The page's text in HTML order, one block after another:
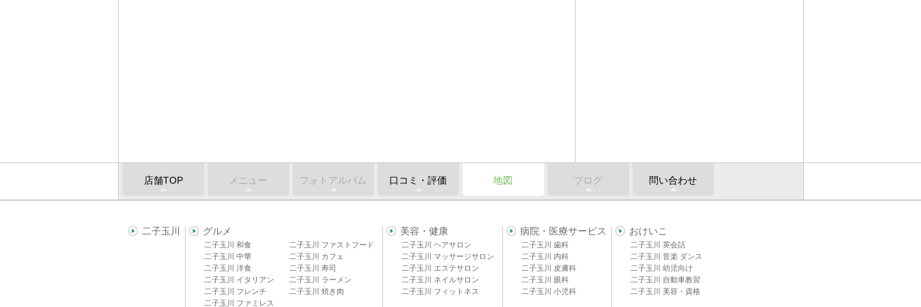
店舗TOP メニュー フォトアルバム 口コミ・評価 地図 ブログ 問い合わせ
二子玉川 グルメ
二子玉川 和食
二子玉川 中華
二子玉川 洋食
二子玉川 イタリアン
二子玉川 フレンチ
二子玉川 ファミレス
二子玉川 ファストフード
二子玉川 カフェ
二子玉川 寿司
二子玉川 ラーメン
二子玉川 焼き肉
美容・健康
二子玉川 ヘアサロン
二子玉川 マッサージサロン
二子玉川 エステサロン
二子玉川 ネイルサロン
二子玉川 フィットネス
病院・医療サービス
二子玉川 歯科
二子玉川 内科
二子玉川 皮膚科
二子玉川 眼科
二子玉川 小児科
おけいこ
二子玉川 英会話
二子玉川 音楽 ダンス
二子玉川 幼児向け
二子玉川 自動車教習
二子玉川 美容・資格